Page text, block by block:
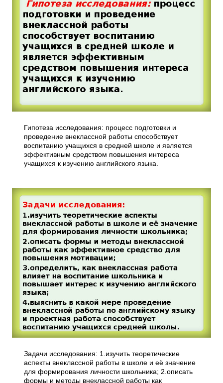
Гипотеза исследования: процесс подготовки и
проведение внеклассной работы способствует
воспитанию учащихся в средней школе и является
эффективным средством повышения интереса
учащихся к изучению английского языка.
Задачи исследования: 1.изучить теоретические
аспекты внеклассной работы в школе и её значение
для формирования личности школьника; 2.описать
формы и методы внеклассной работы как